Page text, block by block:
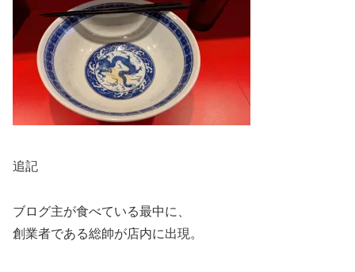
追記
ブログ主が食べている最中に、
創業者である総帥が店内に出現。